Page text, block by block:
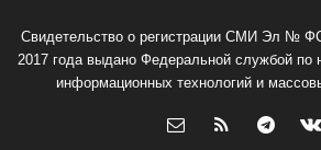
Свидетельство о регистрации СМИ Эл №
2017 года выдано Федеральной службой по
информационных технологий и